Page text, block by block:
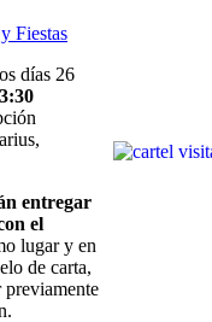
Fiestas
días 26
entregar
el
lugar y en
de carta,
previamente